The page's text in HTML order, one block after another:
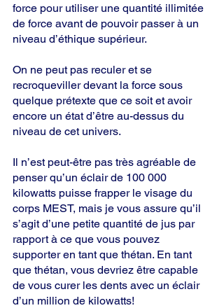
force pour utiliser une quantité illimitée
de force avant de pouvoir passer à un
niveau d’éthique supérieur.
On ne peut pas reculer et se
recroqueviller devant la force sous
quelque prétexte que ce soit et avoir
encore un état d’être au-dessus du
niveau de cet univers.
Il n’est peut-être pas très agréable de
penser qu’un éclair de 100 000
kilowatts puisse frapper le visage du
corps MEST, mais je vous assure qu’il
s’agit d’une petite quantité de jus par
rapport à ce que vous pouvez
supporter en tant que thétan. En tant
que thétan, vous devriez être capable
de vous curer les dents avec un éclair
d’un million de kilowatts!